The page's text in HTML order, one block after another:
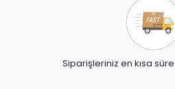
Siparişleriniz en kısa